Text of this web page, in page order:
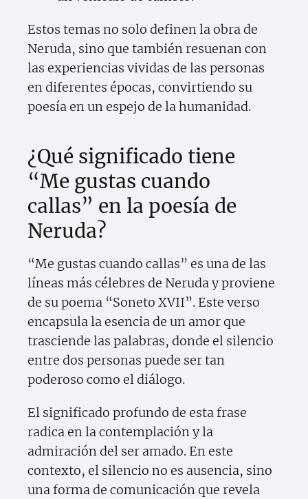
Estos temas no solo definen la obra de
Neruda, sino que también resuenan con
las experiencias vividas de las personas
en diferentes épocas, convirtiendo su
poesía en un espejo de la humanidad.
¿Qué significado tiene
“Me gustas cuando
callas” en la poesía de
Neruda?
“Me gustas cuando callas” es una de las
líneas más célebres de Neruda y proviene
de su poema “Soneto XVII”. Este verso
encapsula la esencia de un amor que
trasciende las palabras, donde el silencio
entre dos personas puede ser tan
poderoso como el diálogo.
El significado profundo de esta frase
radica en la contemplación y la
admiración del ser amado. En este
contexto, el silencio no es ausencia, sino
una forma de comunicación que revela